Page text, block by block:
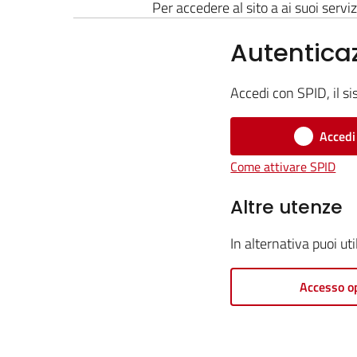
Per accedere al sito a ai suoi
Accedi con SPID, il
Come attivare SPID
Altre utenze
In alternativa puoi
Accesso